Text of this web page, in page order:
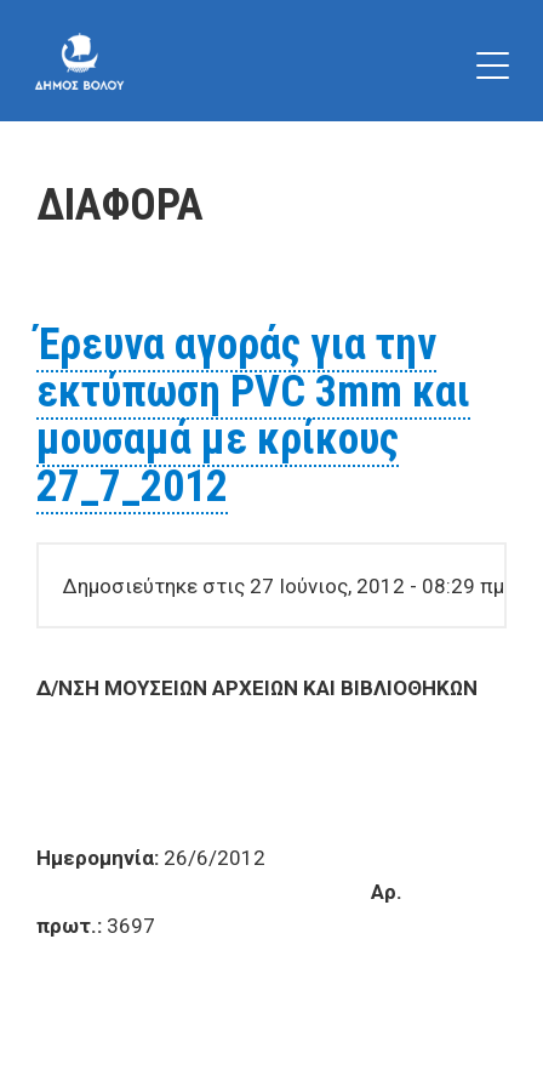
ΔΙΑΦΟΡΑ
Έρευνα αγοράς για την
εκτύπωση PVC 3mm και
μουσαμά με κρίκους
27_7_2012
Δημοσιεύτηκε στις 27 Ιούνιος, 2012 - 08:29 πμ
Δ/ΝΣΗ ΜΟΥΣΕΙΩΝ ΑΡΧΕΙΩΝ ΚΑΙ ΒΙΒΛΙΟΘΗΚΩΝ
Ημερομηνία: 26/6/2012
Αρ.
πρωτ.: 3697